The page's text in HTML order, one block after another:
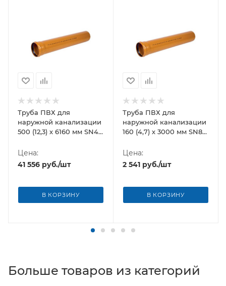
Труба ПВХ для
наружной канализации
500 (12,3) х 6160 мм SN4
Цена:
41 556 руб./шт
В КОРЗИНУ
Труба ПВХ для
наружной канализации
160 (4,7) х 3000 мм SN8
Цена:
2 541 руб./шт
В КОРЗИНУ
Больше товаров из категорий